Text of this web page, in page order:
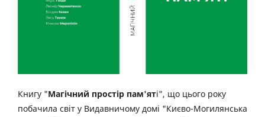
Книгу "Магічний простір пам'яті", що цього року
побачила світ у Видавничому домі "Києво-Могилянська